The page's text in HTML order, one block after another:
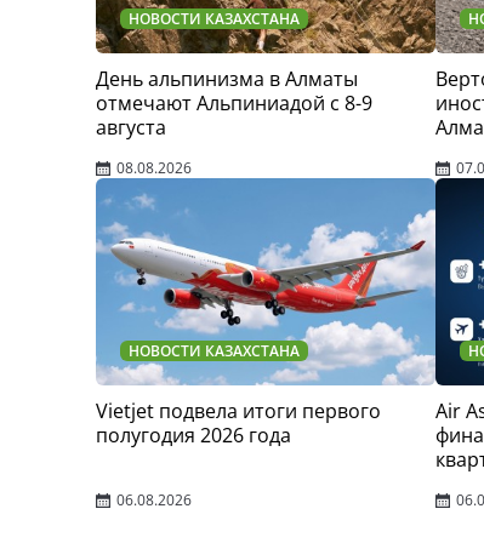
НОВОСТИ КАЗАХСТАНА
День альпинизма в Алматы
отмечают Альпиниадой с 8-9
августа
08.08.2026
НОВОСТИ КАЗАХСТАНА
Vietjet подвела итоги первого
полугодия 2026 года
06.08.2026
Air